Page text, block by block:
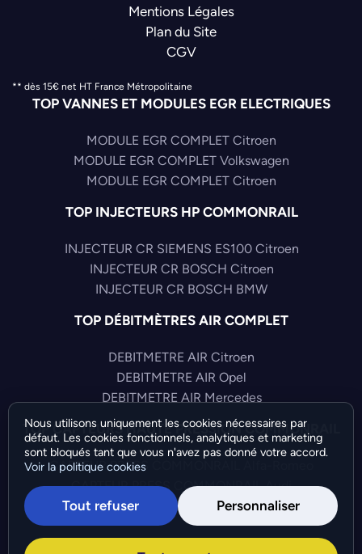
Mentions Légales
Plan du Site
CGV
** dès 15€ net HT France Métropolitaine
TOP VANNES ET MODULES EGR ELECTRIQUES
MODULE EGR COMPLET Citroen
MODULE EGR COMPLET Volkswagen
MODULE EGR COMPLET Citroen
TOP INJECTEURS HP COMMONRAIL
INJECTEUR CR SIEMENS ES100 Citroen
INJECTEUR CR BOSCH Citroen
INJECTEUR CR BOSCH BMW
TOP DÉBITMÈTRES AIR COMPLET
DEBITMETRE AIR Citroen
DEBITMETRE AIR Opel
DEBITMETRE AIR Mercedes
TOP CAPTEURS HAUTE PRESSION COMMONRAIL
CAPTEUR PRESS COMMONRAIL Alfa-Romeo
CAPTEUR PRESS COMMONRAIL Audi
CAPTEUR PRESS COMMONRAIL Chrysler
©Bresch SAS - Copyright 2026 - Tous droits réservés -
Nous utilisons uniquement les cookies nécessaires par
défaut. Les cookies fonctionnels, analytiques et marketing
sont bloqués tant que vous n'avez pas donné votre accord.
Voir la politique cookies
Tout refuser Personnaliser